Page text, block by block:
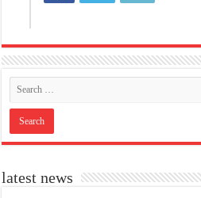
latest news